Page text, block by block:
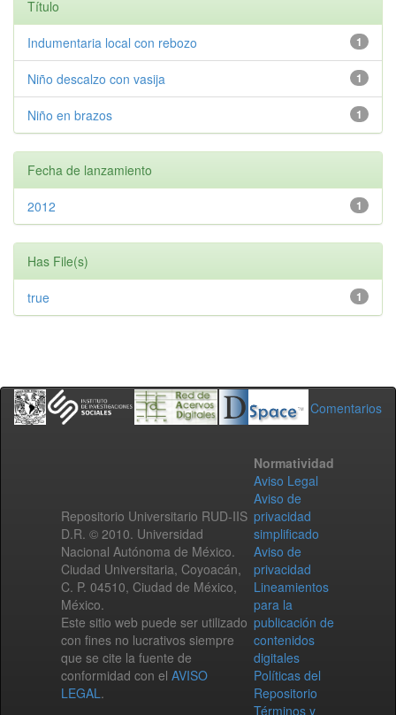
Título
1
Indumentaria local con rebozo
1
Niño descalzo con vasija
1
Niño en brazos
Fecha de lanzamiento
1
2012
Has File(s)
1
true
Comentarios
Repositorio Universitario RUD-IIS
D.R. © 2010. Universidad
Nacional Autónoma de México.
Ciudad Universitaria, Coyoacán,
C. P. 04510, Ciudad de México,
México.
Este sitio web puede ser utilizado
con fines no lucrativos siempre
que se cite la fuente de
conformidad con el AVISO
LEGAL.
Normatividad
Aviso Legal
Aviso de
privacidad
simplificado
Aviso de
privacidad
Lineamientos
para la
publicación de
contenidos
digitales
Políticas del
Repositorio
Términos y